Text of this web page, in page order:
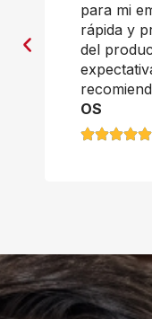
para mi
rápida y
del
OS